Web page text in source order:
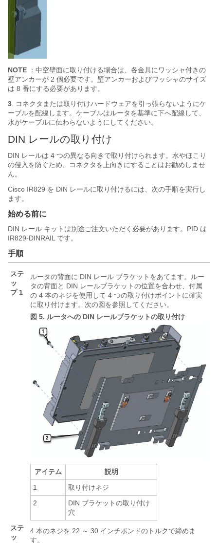
NOTE
：中空壁面に取り付ける場合は、各金具にワッシャ付きの
壁アンカーが 2 個必要です。壁アンカーおよびワッシャのサイズ
は 8 番にする必要があります。
3. コネクタまたは取り付けハードウェアを引っ張らないようにケ
ーブルを配線します。ケーブルはルータを基準に下へ配線して、
水がケーブルに伝わらないようにしてください。
DIN レールの取り付け
DIN レールは 4 つの異なる向きで取り付けられます。水やほこり
の侵入を防ぐため、コネクタを上向きにすることはお勧めしませ
ん。
Cisco IR829 を DIN レールに取り付けるには、次の手順を実行し
ます。
始める前に
DIN レール キットは別途ご注文いただく必要があります。PID は
IR829-DINRAIL です。
手順
ステ
ッ
プ 1
ルータの背面に DIN レール ブラケットをあてます。ルー
タの背面と DIN レールブラケットの位置を合わせ、付属
の 4 本のネジを使用して 4 つの取り付けポイントに確実
に取り付けます。次の図を参照してください。
図 5. ルータへの DIN レールブラケットの取り付け
アイテム
説明
1
取り付けネジ
2
DIN ブラケットの取り付け
穴
ステ
ッ
4 本のネジを 22 ～ 30 インチポンドのトルクで締めま
す。